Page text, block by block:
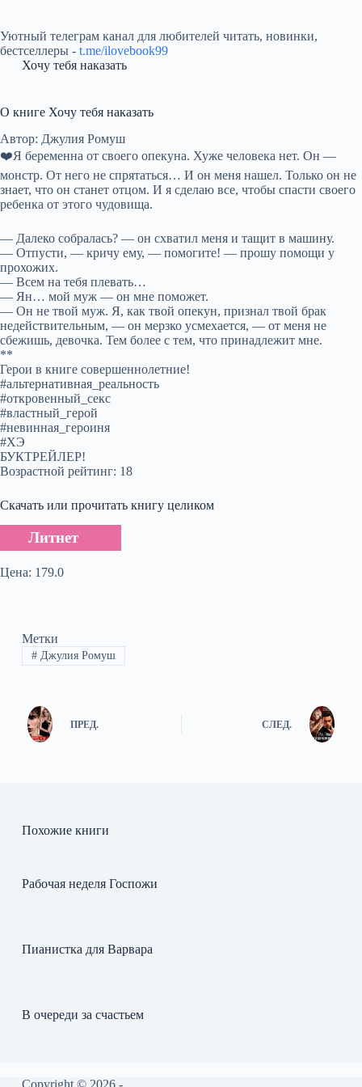
Уютный телеграм канал для любителей читать, новинки,
бестселлеры - t.me/ilovebook99
Хочу тебя наказать
О книге Хочу тебя наказать
Автор: Джулия Ромуш
❤️Я беременна от своего опекуна. Хуже человека нет. Он —
монстр. От него не спрятаться… И он меня нашел. Только он не
знает, что он станет отцом. И я сделаю все, чтобы спасти своего
ребенка от этого чудовища.
— Далеко собралась? — он схватил меня и тащит в машину.
— Отпусти, — кричу ему, — помогите! — прошу помощи у
прохожих.
— Всем на тебя плевать…
— Ян… мой муж — он мне поможет.
— Он не твой муж. Я, как твой опекун, признал твой брак
недействительным, — он мерзко усмехается, — от меня не
сбежишь, девочка. Тем более с тем, что принадлежит мне.
**
Герои в книге совершеннолетние!
#альтернативная_реальность
#откровенный_секс
#властный_герой
#невинная_героиня
#ХЭ
БУКТРЕЙЛЕР!
Возрастной рейтинг: 18
Скачать или прочитать книгу целиком
Литнет
Цена: 179.0
Метки
#Джулия Ромуш
ПРЕД. СЛЕД.
Похожие книги
Рабочая неделя Госпожи
Пианистка для Варвара
В очереди за счастьем
Copyright © 2026 -